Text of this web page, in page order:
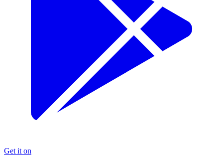
Get it on